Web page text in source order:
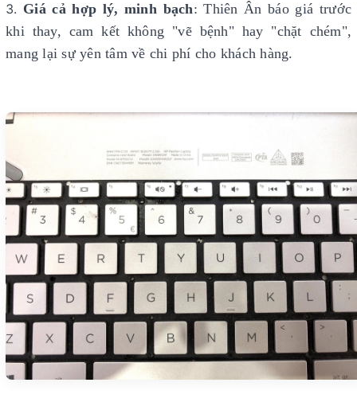
Giá cả hợp lý, minh bạch: Thiên Ân báo giá trước
khi thay, cam kết không "vẽ bệnh" hay "chặt chém",
mang lại sự yên tâm về chi phí cho khách hàng.